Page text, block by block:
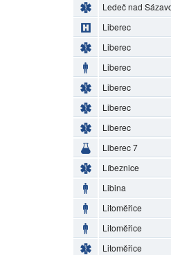
Ledeč nad
Liberec
Liberec
Liberec
Liberec
Liberec
Liberec
Liberec 7
Líbeznice
Libina
Litoměřice
Litoměřice
Litoměřice